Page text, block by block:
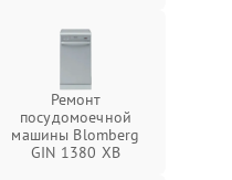
Ремонт
посудомоечной
машины Blomberg
GIN 1380 XB